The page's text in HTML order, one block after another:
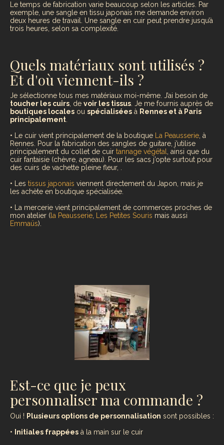
Le temps de fabrication varie beaucoup selon les articles. Par
exemple, une sangle en tissu japonais me demande environ
deux heures de travail. Une sangle en cuir peut prendre jusqu’à
trois heures, selon sa complexité.
Quels matériaux sont utilisés ?
Et d'où viennent-ils ?
Je sélectionne tous mes matériaux moi-même. J’ai besoin de
toucher les cuirs, de voir les tissus. Je me fournis auprès de
boutiques locales ou spécialisées à Rennes et à Paris
principalement.
• Le cuir vient principalement de la boutique La Peausserie, à
Rennes. Pour la fabrication des sangles de guitare, j’utilise
principalement du collet de cuir tannage végétal, ainsi que du
cuir fantaisie (chèvre, agneau). Pour les sacs j’opte surtout pour
des cuirs de vachette pleine fleur, .
• Les tissus japonais viennent directement du Japon, mais je
les achète en boutique spécialisée.
• La mercerie vient principalement de commerces proches de
mon atelier (la Peausserie, Les Petites Souris mais aussi
Emmaüs).
Est-ce que je peux
personnaliser ma commande ?
Oui ! Plusieurs options de personnalisation sont possibles :
•
Initiales frappées à la main sur le cuir